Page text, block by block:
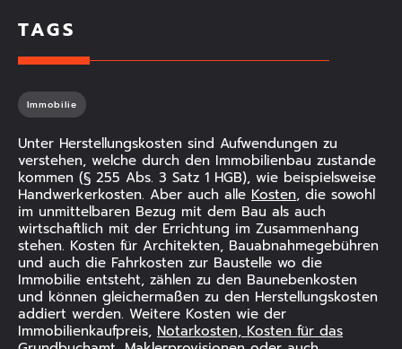
FLÄCHE
KAUFPREIS
ANZEIGEN
TAGS
Immobilie
Unter Herstellungskosten sind Aufwendungen zu
verstehen, welche durch den Immobilienbau zustande
kommen (§ 255 Abs. 3 Satz 1 HGB), wie beispielsweise
Handwerkerkosten. Aber auch alle Kosten, die sowohl
im unmittelbaren Bezug mit dem Bau als auch
wirtschaftlich mit der Errichtung im Zusammenhang
stehen. Kosten für Architekten, Bauabnahmegebühren
und auch die Fahrkosten zur Baustelle wo die
Immobilie entsteht, zählen zu den Baunebenkosten
und können gleichermaßen zu den Herstellungskosten
addiert werden. Weitere Kosten wie der
Immobilienkaufpreis, Notarkosten, Kosten für das